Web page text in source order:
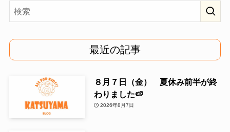
最近の記事
８月７日（金） 夏休み前半が終
わりました🍉
2026年8月7日